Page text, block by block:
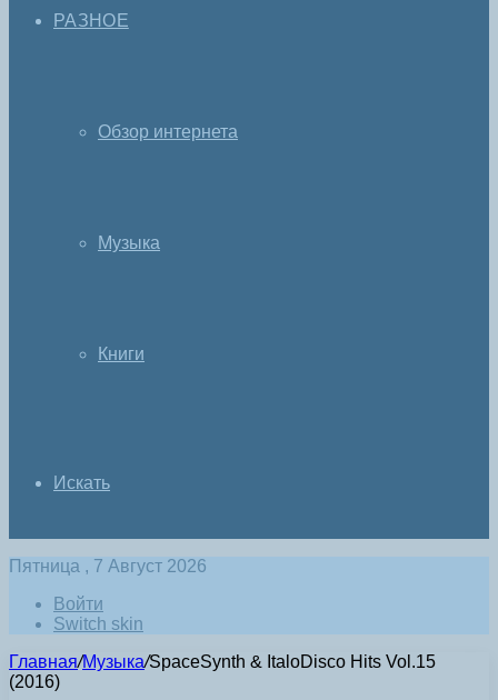
РАЗНОЕ
Обзор интернета
Музыка
Книги
Искать
Пятница , 7 Август 2026
Войти
Switch skin
Главная/Музыка/SpaceSynth & ItaloDisco Hits Vol.15
(2016)